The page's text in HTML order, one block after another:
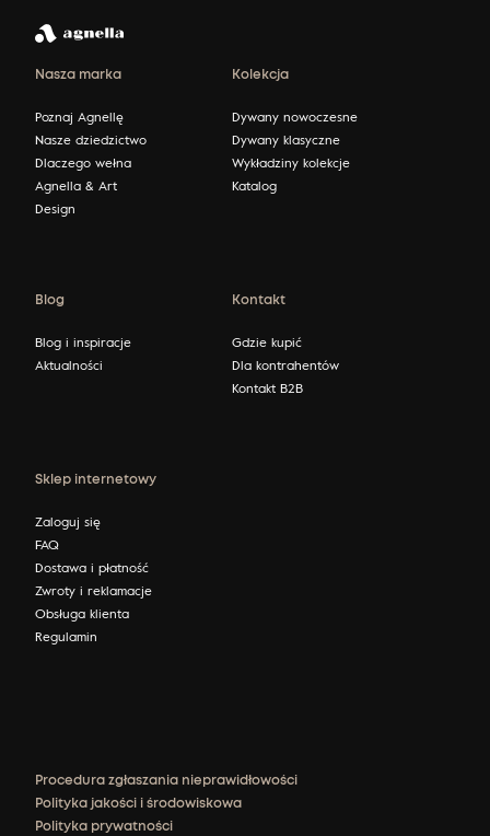
Nasza marka
Poznaj Agnellę
Nasze dziedzictwo
Dlaczego wełna
Agnella & Art
Design
Kolekcja
Dywany nowoczesne
Dywany klasyczne
Wykładziny kolekcje
Katalog
Blog
Blog i inspiracje
Aktualności
Kontakt
Gdzie kupić
Dla kontrahentów
Kontakt B2B
Sklep internetowy
Zaloguj się
FAQ
Dostawa i płatność
Zwroty i reklamacje
Obsługa klienta
Regulamin
Procedura zgłaszania nieprawidłowości
Polityka jakości i środowiskowa
Polityka prywatności